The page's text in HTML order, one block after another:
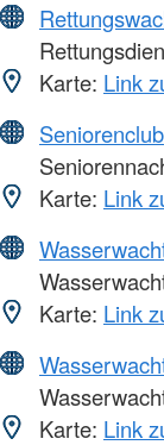
Karte: Link
Seniorenclub
Karte: Link
Karte: Link
Karte: Link